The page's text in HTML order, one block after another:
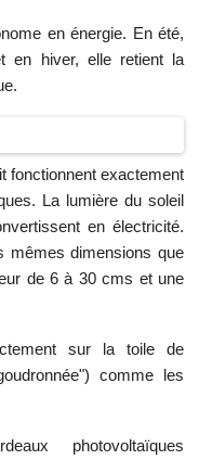
en énergie. En été,
en hiver, elle retient la
fonctionnent exactement
La lumière du soleil
en électricité.
mêmes dimensions que
de 6 à 30 cms et une
sur la toile de
comme les
photovoltaïques